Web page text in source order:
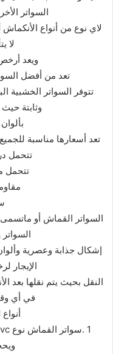
السواتر
لاي نوع من أنواع
لا
ویعد
تعد من أفضل
تتوفر السواتر الخشبیة
وثابتة
تعد أسعارھا مناسبة
تتحمل
تتحمل
السواتر القماش أو ماتسمى
إشكال جذابة وعصریة
الإیجار
النقل بحیث یتم نقلھا بعد
في أي